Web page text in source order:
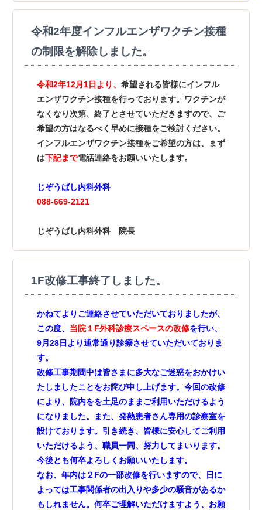
令和2年度インフルエンザワクチン接種
の制限を解除しました。
令和2年12月1日より、 希望される皆様にインフル
エンザワクチン接種を行っております。ワクチンが
なくなり次第、終了とさせていただきますので、ご
希望の方はなるべく早めに接種をご検討ください。
インフルエンザワクチン接種をご希望の方は、まず
は下記まで電話連絡をお願いいたします。
じぞうばし内科外科
088-669-2121
じぞうばし内科外科 院長
1F改修工事終了しました。
かねてよりご連絡させていただいておりましたが、
この度、 当院１F外科診療スペースの改修を行い、
9月28日より通常通り診療させていただいておりま
す。
改修工事期間中は皆さまに多大なご迷惑をおかけい
たしましたことをお詫び申し上げます。今回の改修
により、院内をを土足のままご利用いただけるよう
になりました。また、発熱患者さん専用の診察室を
設けております。引き続き、皆様に安心してご利用
いただけるよう、職員一同、努力してまいります。
今後とも何卒よろしくお願いいたします。
なお、年内は２Fの一部改修を行いますので、日に
よっては工事関係者の出入りや多少の騒音があるか
もしれません。何卒ご理解いただけますよう、お願